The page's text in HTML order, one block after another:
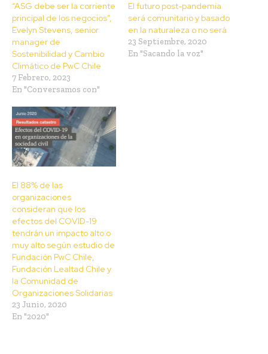
“ASG debe ser la corriente
principal de los negocios”,
Evelyn Stevens, senior
manager de
Sostenibilidad y Cambio
Climático de PwC Chile
7 Febrero, 2023
En "Conversamos con"
El futuro post-pandemia
será comunitario y basado
en la naturaleza o no será
23 Septiembre, 2020
En "Sacando la voz"
El 88% de las
organizaciones
consideran que los
efectos del COVID-19
tendrán un impacto alto o
muy alto según estudio de
Fundación PwC Chile,
Fundación Lealtad Chile y
la Comunidad de
Organizaciones Solidarias
23 Junio, 2020
En "2020"